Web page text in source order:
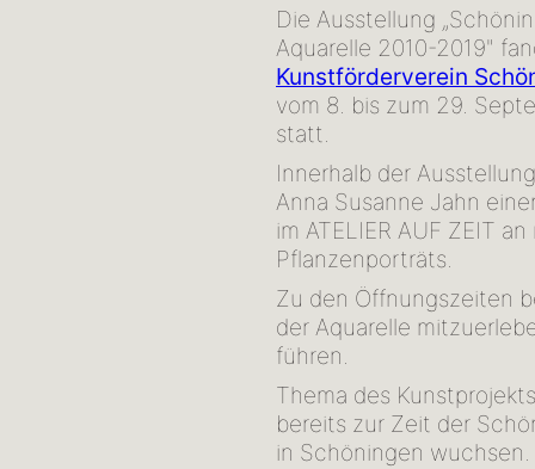
Die Ausstellung
Aquarelle 2010-2019"
Kunstförderverein
vom 8. bis zum 29.
statt.
Innerhalb der
Anna Susanne Jahn
im ATELIER AUF ZEIT
Pflanzenporträts.
Zu den Öffnungszeiten
der Aquarelle
führen.
Thema des
bereits zur Zeit der
in Schöningen wuchsen.